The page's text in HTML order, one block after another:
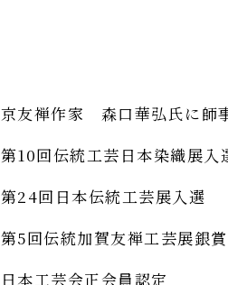
京友禅作家 森口華弘氏に師
第10回伝統工芸日本染織展入
第24回日本伝統工芸展入選
第5回伝統加賀友禅工芸展銀賞
日本工芸会正会員認定